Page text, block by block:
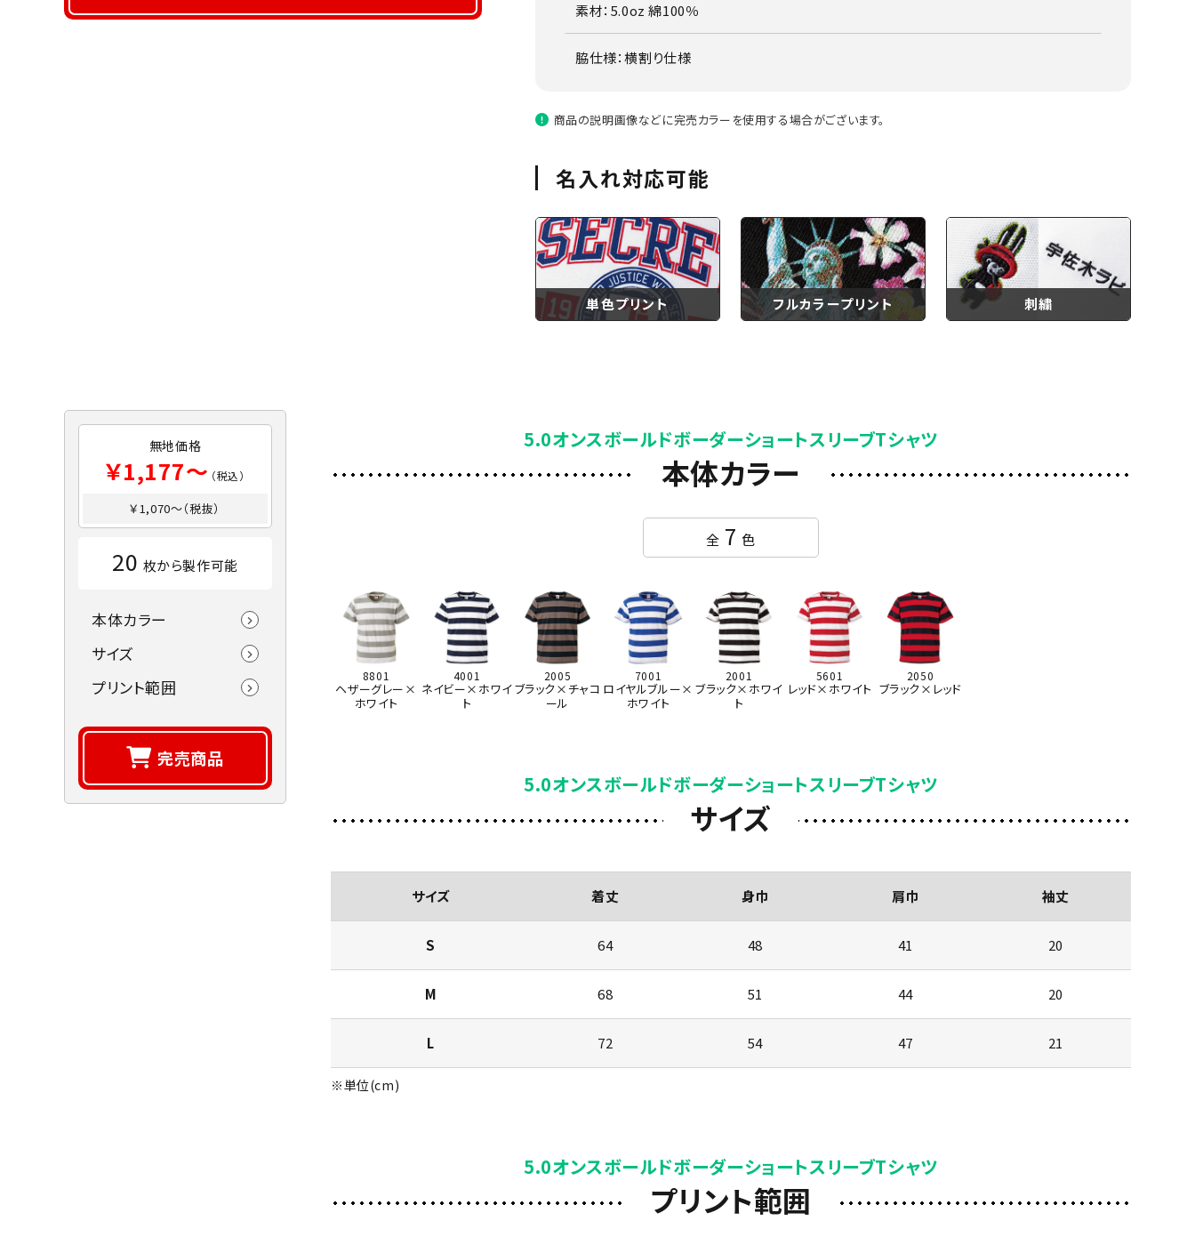
素材：5.0oz 綿100％
脇仕様：横割り仕様
商品の説明画像などに完売カラーを使用する場合がございます。
名入れ対応可能
単色プリント フルカラープリント 刺繍
無地価格
￥1,177～ （税込）
￥1,070～（税抜）
20 枚から製作可能
本体カラー
サイズ
プリント範囲
完売商品
5.0オンスボールドボーダーショートスリーブTシャツ
本体カラー
全 7 色
8801
ヘザーグレー×
ホワイト
4001
ネイビー×ホワイ
ト
2005
ブラック×チャコ
ール
7001
ロイヤルブルー×
ホワイト
2001
ブラック×ホワイ
ト
5601
レッド×ホワイト
2050
ブラック×レッド
5.0オンスボールドボーダーショートスリーブTシャツ
サイズ
サイズ 着丈 身巾 肩巾 袖丈
S 64 48 41 20
M 68 51 44 20
L 72 54 47 21
※単位(cm)
5.0オンスボールドボーダーショートスリーブTシャツ
プリント範囲